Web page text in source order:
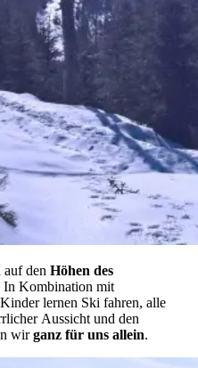
den Höhen des
In Kombination mit
lernen Ski fahren, alle
Aussicht und den
wirganz für uns allein.